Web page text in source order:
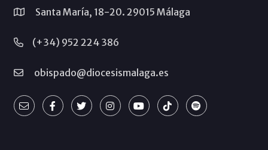
Santa María, 18-20. 29015 Málaga
(+34) 952 224 386
obispado@diocesismalaga.es